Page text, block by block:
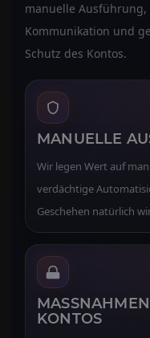
manuelle
Kommunikation und
Schutz des Kontos.
MANUELLE
Wir legen Wert auf
verdächtige
Geschehen natürlich
MASSNAHMEN
ONTOS